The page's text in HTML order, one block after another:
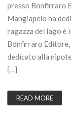
presso Bonfirraro
Mangiapelo ha
ragazza del lago
Bonfirraro
dedicato alla
[…]
READ MORE